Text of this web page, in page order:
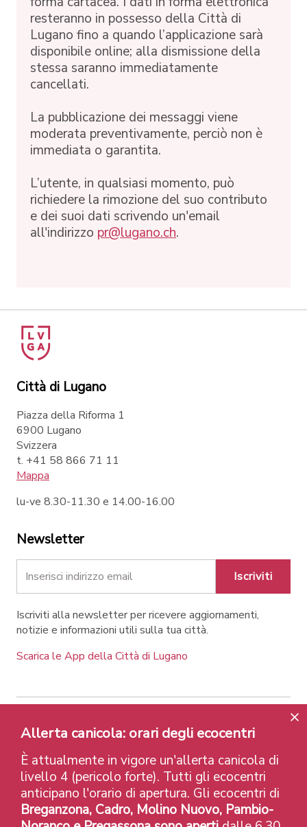
resteranno in possesso della Città di
Lugano fino a quando l’applicazione sarà
disponibile online; alla dismissione della
stessa saranno immediatamente
cancellati.
La pubblicazione dei messaggi viene
moderata preventivamente, perciò non è
immediata o garantita.
L’utente, in qualsiasi momento, può
richiedere la rimozione del suo contributo
e dei suoi dati scrivendo un'email
all'indirizzo pr@lugano.ch.
Città di Lugano
Piazza della Riforma 1
6900 Lugano
Svizzera
t. +41 58 866 71 11
Mappa
lu-ve 8.30-11.30 e 14.00-16.00
Newsletter
Iscriviti
Iscriviti alla newsletter per ricevere aggiornamenti,
notizie e informazioni utili sulla tua città.
Scarica le App della Città di Lugano
Contatti Link Note legali
Privacy Policy
Label e riconoscimenti
Credits
© 2026 Città di Lugano
Allerta canicola: orari degli ecocentri
È attualmente in vigore un'allerta canicola di
livello 4 (pericolo forte). Tutti gli ecocentri
anticipano l'orario di apertura. Gli ecocentri di
Breganzona, Cadro, Molino Nuovo, Pambio-